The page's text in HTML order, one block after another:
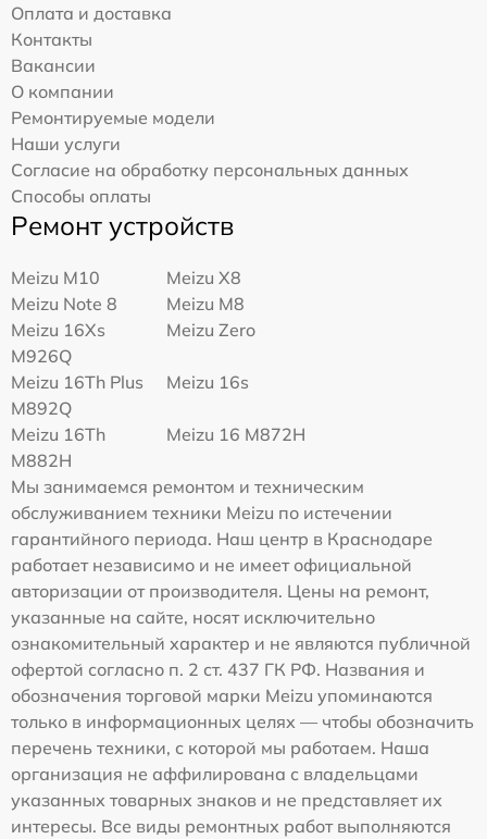
Оплата и доставка
Контакты
Вакансии
О компании
Ремонтируемые модели
Наши услуги
Согласие на обработку персональных данных
Способы оплаты
Ремонт устройств
Meizu M10
Meizu X8
Meizu Note 8
Meizu M8
Meizu 16Xs
M926Q
Meizu Zero
Meizu 16Th Plus
M892Q
Meizu 16s
Meizu 16Th
M882H
Meizu 16 M872H
Мы занимаемся ремонтом и техническим
обслуживанием техники Meizu по истечении
гарантийного периода. Наш центр в Краснодаре
работает независимо и не имеет официальной
авторизации от производителя. Цены на ремонт,
указанные на сайте, носят исключительно
ознакомительный характер и не являются публичной
офертой согласно п. 2 ст. 437 ГК РФ. Названия и
обозначения торговой марки Meizu упоминаются
только в информационных целях — чтобы обозначить
перечень техники, с которой мы работаем. Наша
организация не аффилирована с владельцами
указанных товарных знаков и не представляет их
интересы. Все виды ремонтных работ выполняются